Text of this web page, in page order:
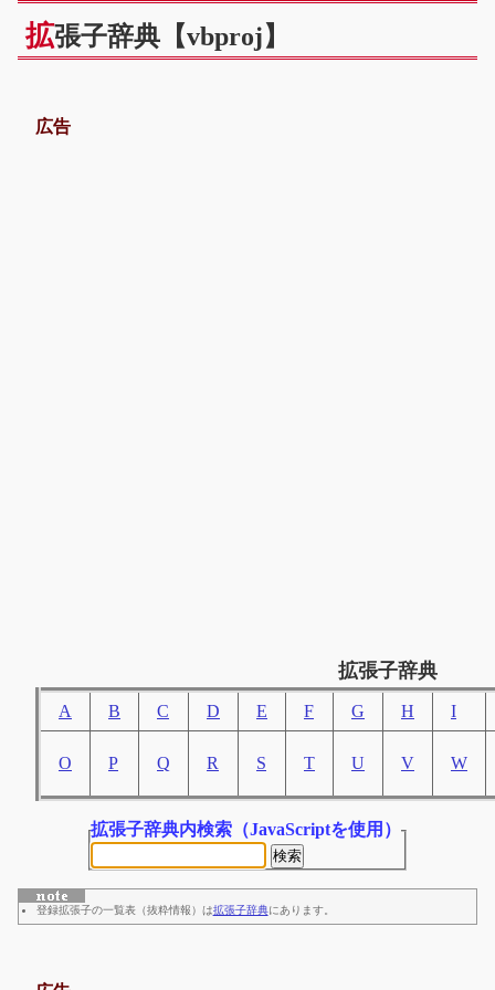
拡張子辞典【vbproj】
広告
拡張子辞典
A B C D E F G H I
O P Q R S T U V W
拡張子辞典内検索 （JavaScriptを使用）
登録拡張子の一覧表（抜粋情報）は拡張子辞典にあります。